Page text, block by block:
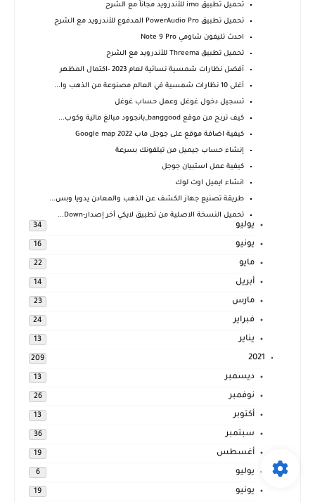
تحميل تطبيق imo‏ للأندرويد مجاناً مع الشرح
تحميل تطبيق PowerAudio Pro المدفوع للأندرويد مع الشرح
احدث تليفون شاومي Note 9 Pro
تحميل تطبيق Threema للأندرويد مع الشرح
أفضل نظارات شمسية نسائية لعام 2023 -اكتمال المظهر
أغلى 10 نظارات شمسية في العالم مصنوعة من الذهب وا...
تسجيل دخول غوغل وعمل حساب غوغل
كيف تربح من موقع banggood_بانجوود مبالغ مالية وكوب...
كيفية اضافة موقع على جوجل ماب 2022 Google map
إنشاء حساب جيميل من تيلفونك بسرعة
كيفية عمل استبيان جوجل
انشاء ايميل اوت لوك
طريقة تصنيع جهاز الكشف عن الذهب والمعادن يدويا وبس...
تحميل النسخة الاصلية من تطبيق لايكي أخر إصدار-Down...
يوليو 34
يونيو 16
مايو 22
أبريل 14
مارس 23
فبراير 24
يناير 13
2021
209
ديسمبر 13
نوفمبر 26
أكتوبر 13
سبتمبر 36
أغسطس 19
يوليو 6
يونيو 19